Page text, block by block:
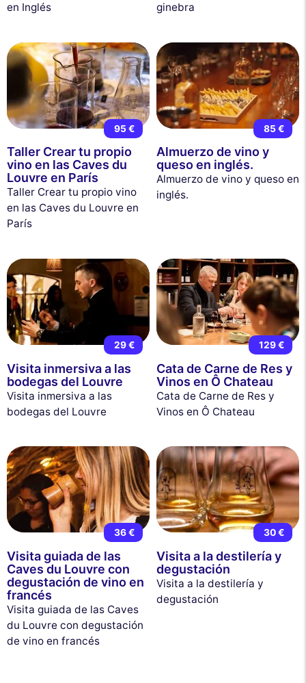
en Inglés ginebra
95 €
Taller Crear tu propio
vino en las Caves du
Louvre en París
Taller Crear tu propio vino
en las Caves du Louvre en
París
85 €
Almuerzo de vino y
queso en inglés.
Almuerzo de vino y queso en
inglés.
29 €
Visita inmersiva a las
bodegas del Louvre
Visita inmersiva a las
bodegas del Louvre
129 €
Cata de Carne de Res y
Vinos en Ô Chateau
Cata de Carne de Res y
Vinos en Ô Chateau
36 €
Visita guiada de las
Caves du Louvre con
degustación de vino en
francés
Visita guiada de las Caves
du Louvre con degustación
de vino en francés
30 €
Visita a la destilería y
degustación
Visita a la destilería y
degustación